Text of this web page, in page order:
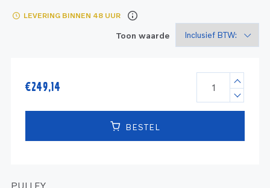
Reman - Bedrijfsvaart
LEVERING BINNEN 48 UUR
Toon waarde
€249,14
BESTEL
PULLEY